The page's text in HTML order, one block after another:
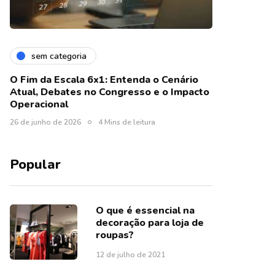
sem categoria
O Fim da Escala 6x1: Entenda o Cenário
Atual, Debates no Congresso e o Impacto
Operacional
26 de junho de 2026 4 Mins de leitura
Popular
O que é essencial na
decoração para loja de
roupas?
12 de julho de 2021